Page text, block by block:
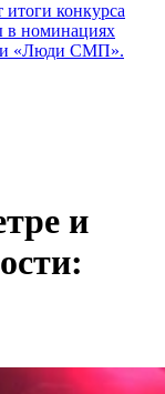
конкурса
в номинациях
и «Люди СМП».
и